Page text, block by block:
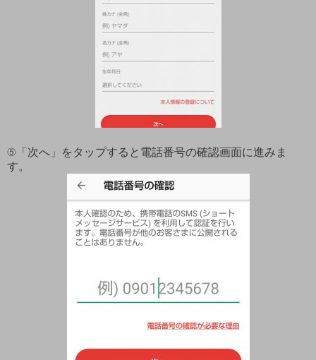
⑤「次へ」をタップすると電話番号の確認画面に進みま
す。